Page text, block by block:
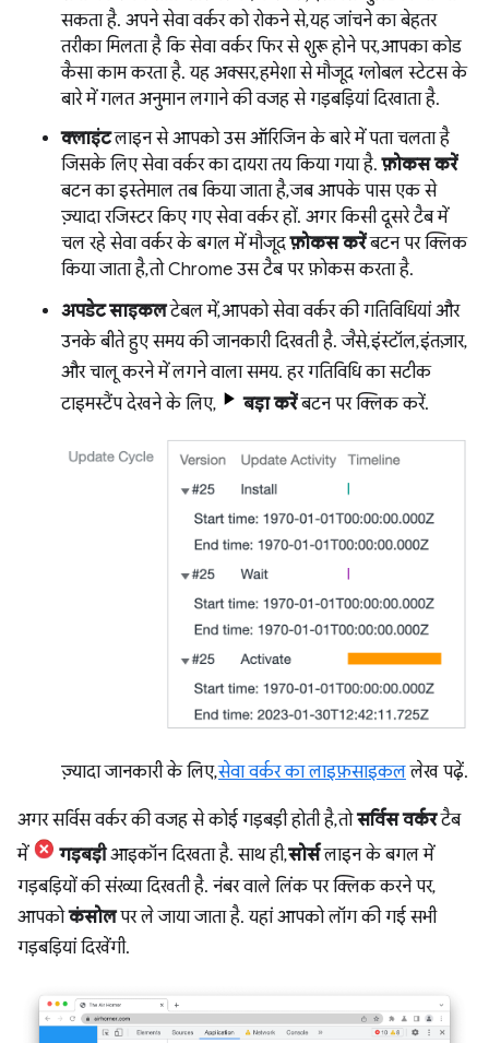
सकता है. अपने सेवा वर्कर को रोकने से, यह जांचने का बेहतर
तरीका मिलता है कि सेवा वर्कर फिर से शुरू होने पर, आपका कोड
कैसा काम करता है. यह अक्सर, हमेशा से मौजूद ग्लोबल स्टेटस के
बारे में गलत अनुमान लगाने की वजह से गड़बड़ियां दिखाता है.
क्लाइंटलाइन से आपको उस ऑरिजिन के बारे में पता चलता है
जिसके लिए सेवा वर्कर का दायरा तय किया गया है.फ़ोकस करें
बटन का इस्तेमाल तब किया जाता है, जब आपके पास एक से
ज़्यादा रजिस्टर किए गए सेवा वर्कर हों. अगर किसी दूसरे टैब में
चल रहे सेवा वर्कर के बगल में मौजूदफ़ोकस करेंबटन पर क्लिक
किया जाता है, तो Chrome उस टैब पर फ़ोकस करता है.
अपडेट साइकलटेबल में, आपको सेवा वर्कर की गतिविधियां और
उनके बीते हुए समय की जानकारी दिखती है. जैसे, इंस्टॉल, इंतज़ार,
और चालू करने में लगने वाला समय. हर गतिविधि का सटीक
टाइमस्टैंप देखने के लिए,
बड़ा करेंबटन पर क्लिक करें.
ज़्यादा जानकारी के लिए,सेवा वर्कर का लाइफ़साइकललेख पढ़ें.
अगर सर्विस वर्कर की वजह से कोई गड़बड़ी होती है, तोसर्विस वर्करटैब
में
गड़बड़ीआइकॉन दिखता है. साथ ही,सोर्सलाइन के बगल में
गड़बड़ियों की संख्या दिखती है. नंबर वाले लिंक पर क्लिक करने पर,
आपकोकंसोलपर ले जाया जाता है. यहां आपको लॉग की गई सभी
गड़बड़ियां दिखेंगी.